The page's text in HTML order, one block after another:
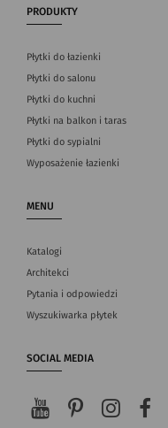
PRODUKTY
Płytki do łazienki
Płytki do salonu
Płytki do kuchni
Płytki na balkon i taras
Płytki do sypialni
Wyposażenie łazienki
MENU
Katalogi
Architekci
Pytania i odpowiedzi
Wyszukiwarka płytek
SOCIAL MEDIA